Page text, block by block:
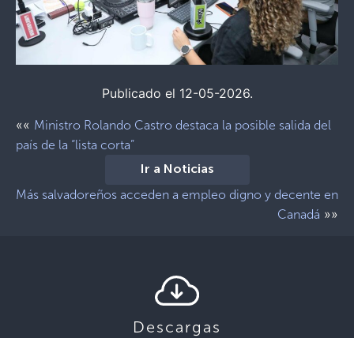
Publicado el 12-05-2026.
«« Ministro Rolando Castro destaca la posible salida del
país de la “lista corta”
Ir a Noticias
Más salvadoreños acceden a empleo digno y decente en
Canadá »»
Descargas